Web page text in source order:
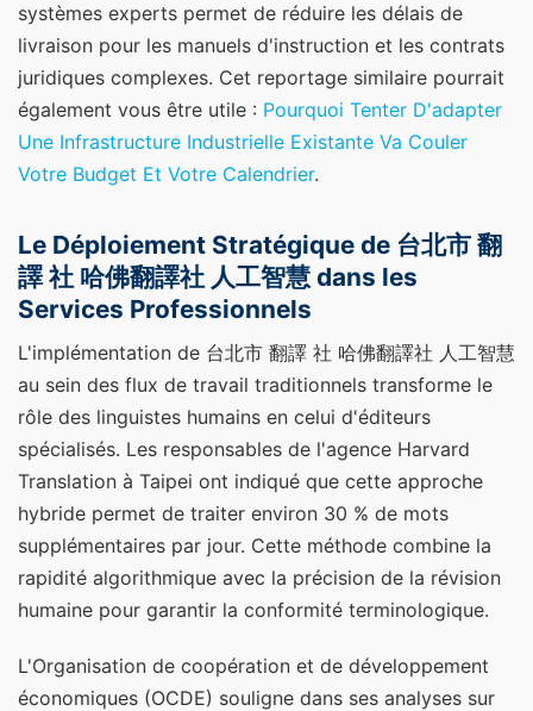
systèmes experts permet de réduire les délais de
livraison pour les manuels d'instruction et les contrats
juridiques complexes. Cet reportage similaire pourrait
également vous être utile : Pourquoi Tenter D'adapter
Une Infrastructure Industrielle Existante Va Couler
Votre Budget Et Votre Calendrier.
Le Déploiement Stratégique de 台北市 翻
譯 社 哈佛翻譯社 人工智慧 dans les
Services Professionnels
L'implémentation de 台北市 翻譯 社 哈佛翻譯社 人工智慧
au sein des flux de travail traditionnels transforme le
rôle des linguistes humains en celui d'éditeurs
spécialisés. Les responsables de l'agence Harvard
Translation à Taipei ont indiqué que cette approche
hybride permet de traiter environ 30 % de mots
supplémentaires par jour. Cette méthode combine la
rapidité algorithmique avec la précision de la révision
humaine pour garantir la conformité terminologique.
L'Organisation de coopération et de développement
économiques (OCDE) souligne dans ses analyses sur